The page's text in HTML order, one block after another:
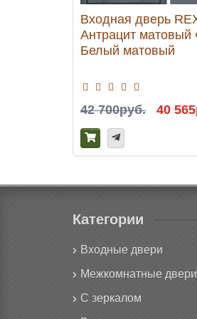
Входная дверь
Антрацит
Белый матовый
42 700руб. 40
Категории
Входные двери
Межкомнатные двери
С зеркалом